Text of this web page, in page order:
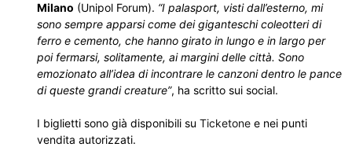
Milano (Unipol Forum). “I palasport, visti dall’esterno, mi
sono sempre apparsi come dei giganteschi coleotteri di
ferro e cemento, che hanno girato in lungo e in largo per
poi fermarsi, solitamente, ai margini delle città. Sono
emozionato all’idea di incontrare le canzoni dentro le pance
di queste grandi creature”, ha scritto sui social.
I biglietti sono già disponibili su Ticketone e nei punti
vendita autorizzati.